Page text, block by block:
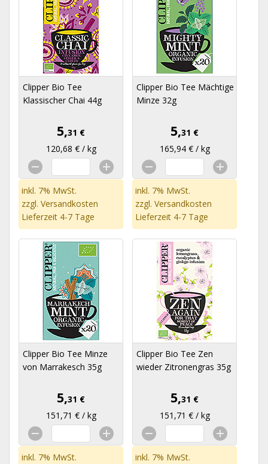
Clipper Bio Tee
Klassischer Chai 44g
5,31 €
120,68 € / kg
inkl. 7% MwSt.
zzgl. Versandkosten
Lieferzeit 4-7 Tage
Clipper Bio Tee Mächtige
Minze 32g
5,31 €
165,94 € / kg
inkl. 7% MwSt.
zzgl. Versandkosten
Lieferzeit 4-7 Tage
Clipper Bio Tee Minze
von Marrakesch 35g
5,31 €
151,71 € / kg
inkl. 7% MwSt.
Clipper Bio Tee Zen
wieder Zitronengras 35g
5,31 €
151,71 € / kg
inkl. 7% MwSt.